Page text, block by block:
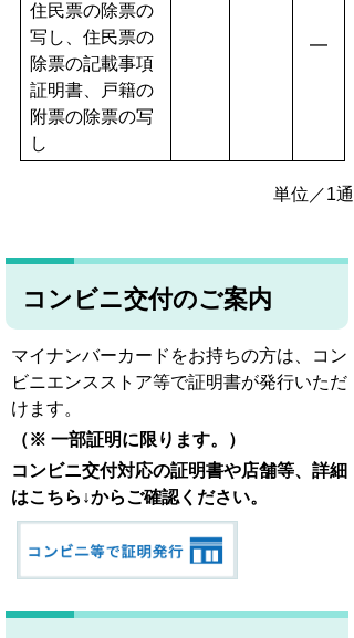
━
住民票の除票の
写し、住民票の
除票の記載事項
証明書、戸籍の
附票の除票の写
し
単位／1通
コンビニ交付のご案内
マイナンバーカードをお持ちの方は、コン
ビニエンスストア等で証明書が発行いただ
けます。
（※ 一部証明に限ります。）
コンビニ交付対応の証明書や店舗等、詳細
はこちら↓からご確認ください。